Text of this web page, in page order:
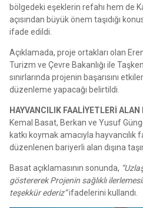
bölgedeki eşeklerin refahı hem de
açısından büyük önem taşıdığı
ifade edildi.
Açıklamada, proje ortakları olan
Turizm ve Çevre Bakanlığı ile
sınırlarında projenin başarısını
düzenleme yapacağı belirtildi.
HAYVANCILIK FAALİYETLERİ
Kemal Basat, Berkan ve Yusuf
katkı koymak amacıyla
düzenlenen bariyerli alan dışına
Basat açıklamasının sonunda,
göstererek Projenin sağlıklı
teşekkür ederiz”ifadelerini kullandı.